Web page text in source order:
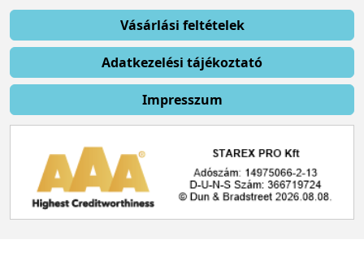
Vásárlási feltételek
Adatkezelési tájékoztató
Impresszum